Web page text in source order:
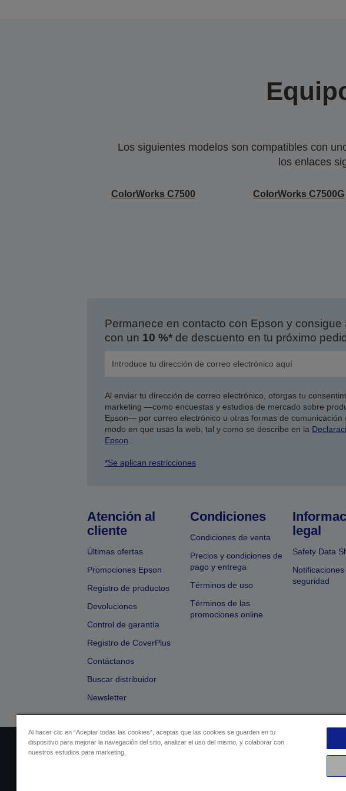
Los siguientes modelos son compatibles con
los enlaces
ColorWorks C7500 ColorWorks C7500G
Permanece en contacto con Epson y
con un 10 %*de descuento en tu próximo
Al enviar tu dirección de correo electrónico, otorgas tu
marketing —como encuestas y estudios de mercado sobre
Epson— por correo electrónico u otras formas de
modo en que usas la web, tal y como se describe en la
Epson
*Se aplican restricciones
Atención al
cliente
Últimas ofertas
Promociones Epson
Registro de productos
Devoluciones
Control de garantía
Registro de CoverPlus
Contáctanos
Buscar distribuidor
Newsletter
Condiciones
Condiciones de venta
Precios y condiciones de
pago y entrega
Términos de uso
Términos de las
promociones online
legal
Safety Data
Notificaciones
seguridad
Identificación del vendedor Identificación de cumplimiento de
Al hacer clic en “Aceptar todas las cookies”, aceptas que las cookies se guarden en tu
dispositivo para mejorar la navegación del sitio, analizar el uso del mismo, y colaborar con
nuestros estudios para marketing.